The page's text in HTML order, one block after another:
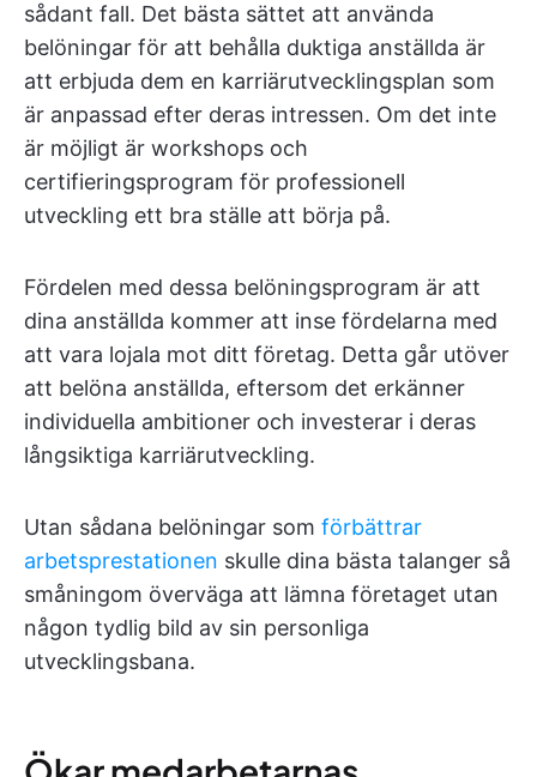
sådant fall. Det bästa sättet att använda
belöningar för att behålla duktiga anställda är
att erbjuda dem en karriärutvecklingsplan som
är anpassad efter deras intressen. Om det inte
är möjligt är workshops och
certifieringsprogram för professionell
utveckling ett bra ställe att börja på.
Fördelen med dessa belöningsprogram är att
dina anställda kommer att inse fördelarna med
att vara lojala mot ditt företag. Detta går utöver
att belöna anställda, eftersom det erkänner
individuella ambitioner och investerar i deras
långsiktiga karriärutveckling.
Utan sådana belöningar som förbättrar
arbetsprestationen skulle dina bästa talanger så
småningom överväga att lämna företaget utan
någon tydlig bild av sin personliga
utvecklingsbana.